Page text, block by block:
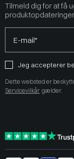
Tilmeld dig for at få
E-mail*
Jeg accepterer
Dette websted er
Servicevilkår gælder.